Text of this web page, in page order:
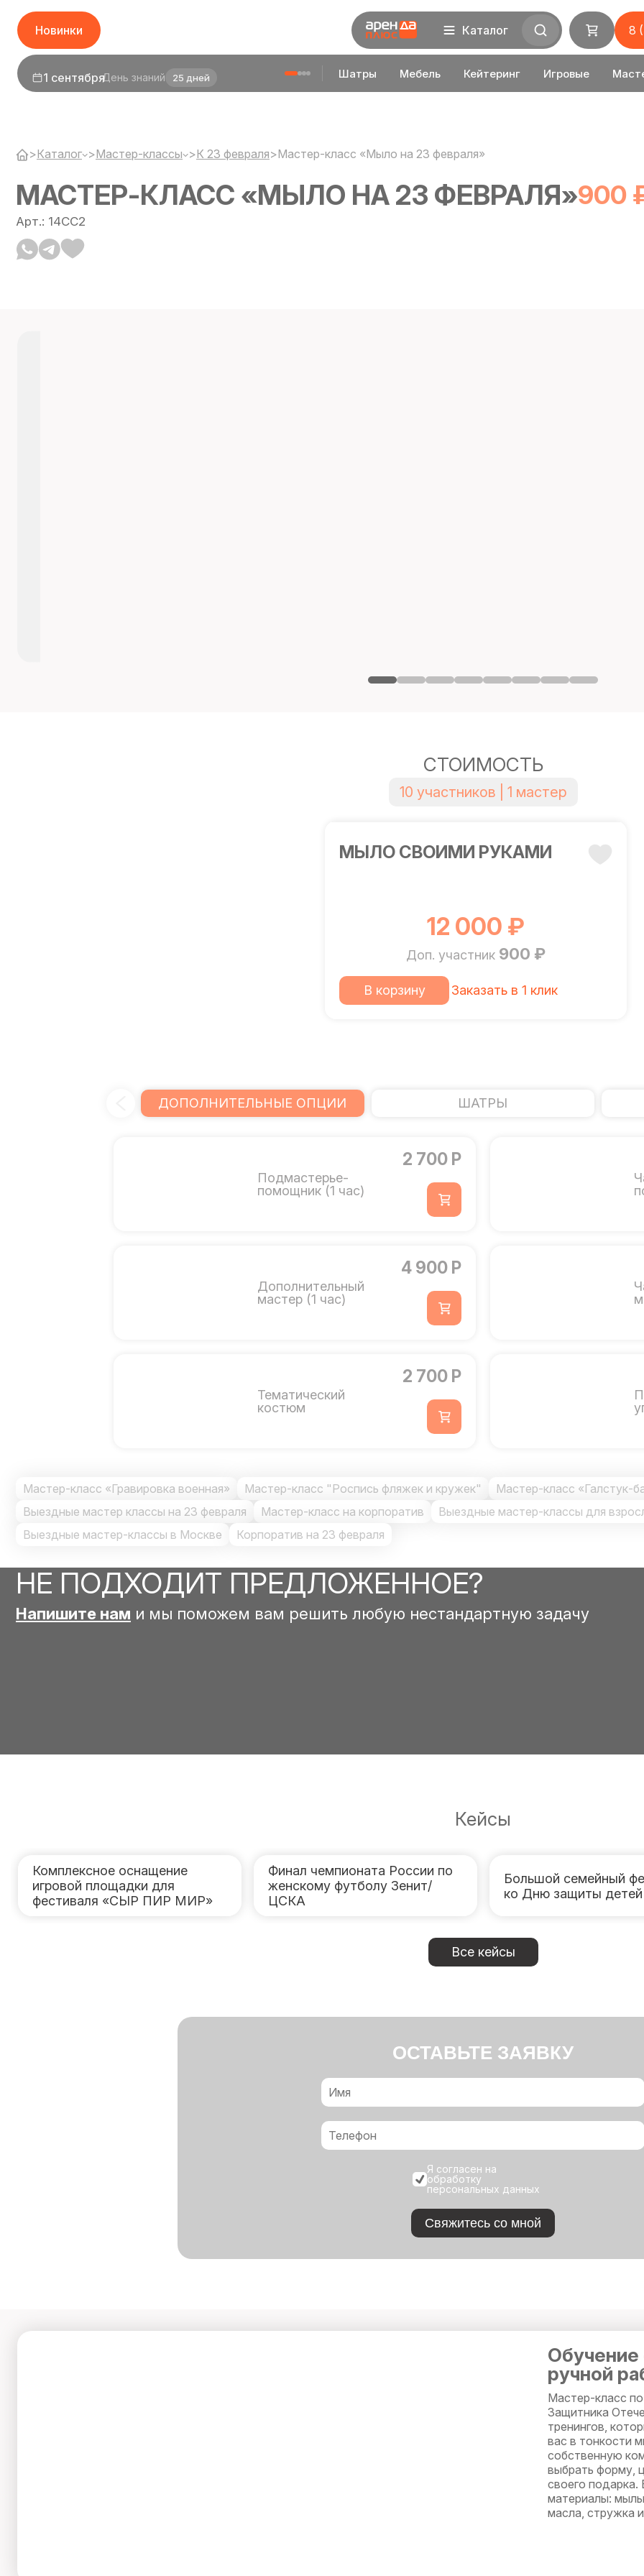
Новинки
1 сентябряДень знаний 25 дней Шатры Мебель Кейтеринг Игровые
Каталог 8
>Каталог >Мастер-классы >К 23 февраля>Мастер-класс «Мыло на 23 февраля»
МАСТЕР-КЛАСС «МЫЛО НА 23 ФЕВРАЛЯ»900
Арт.: 14CC2
СТОИМОСТЬ
10 участников | 1 мастер
МЫЛО СВОИМИ РУКАМИ
12 000 ₽
Доп. участник 900 ₽
В корзину Заказать в 1 клик
ДОПОЛНИТЕЛЬНЫЕ ОПЦИИ ШАТРЫ
Подмастерье-
помощник (1 час)
2 700 Р
Дополнительный
мастер (1 час)
4 900 Р
Тематический
костюм
2 700 Р
Мастер-класс «Гравировка военная» Мастер-класс "Роспись фляжек и кружек" Мастер-класс «Галстук-
Выездные мастер классы на 23 февраля
Мастер-класс на корпоратив Выездные мастер-классы для
Выездные мастер-классы в Москве
Корпоратив на 23 февраля
НЕ ПОДХОДИТ ПРЕДЛОЖЕННОЕ?
Напишите нам и мы поможем вам решить любую нестандартную задачу
Кейсы
Комплексное оснащение
игровой площадки для
фестиваля «СЫР ПИР МИР»
Финал чемпионата России по
женскому футболу Зенит/
ЦСКА
Большой семейный
ко Дню защиты детей
Все кейсы
ОСТАВЬТЕ ЗАЯВКУ
Я согласен на
обработку
персональных данных
Свяжитесь со мной
Обучение
ручной
Мастер-класс
Защитника
тренингов,
вас в тонкости
собственную
выбрать форму,
своего подарка.
материалы:
масла, стружка